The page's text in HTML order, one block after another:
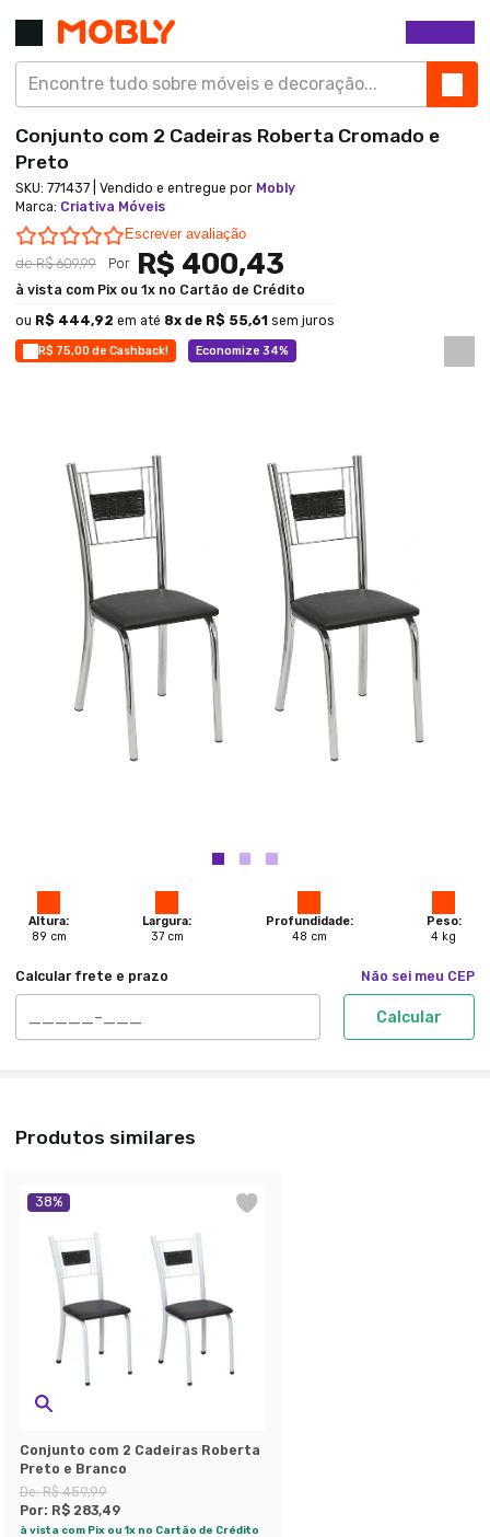
R$ 75,00 de Cashback! Economize 34%
Altura:
89 cm
Largura:
37cm
Profundidade:
48 cm
Peso:
4 kg
Calcular frete e prazo Não sei meu CEP
Calcular
Conjunto com 2 Cadeiras Roberta Cromado e
Preto
SKU: 771437 | Vendido e entregue por Mobly
Marca: Criativa Móveis
0.0 star rating
Escrever avaliação
deR$ 609,99 Por R$ 400,43
à vista com Pix ou 1x no Cartão de Crédito
ou R$ 444,92 em até 8x de R$ 55,61 sem juros
Produtos similares
38%
Conjunto com 2 Cadeiras Roberta
Preto e Branco
De:R$ 459,99
Por: R$ 283,49
à vista com Pix ou 1x no Cartão de Crédito